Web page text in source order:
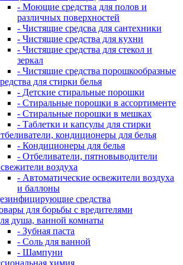
- Моющие средства для полов и
различных поверхностей
- Чистящие средсва для сантехники
- Чистящие средства для кухни
- Чистящие средства для стекол и
зеркал
- Чистящие средства порошкообразные
для стирки белья
- Детские стиральные порошки
- Стиральные порошки в ассортименте
- Стиральные порошки в мешках
- Таблетки и капсулы для стирки
кондиционеры для белья
- Кондиционеры для белья
- Отбеливатели, пятновыводители
воздуха
- Автоматические освежители воздуха
и баллоны
средства
для борьбы с вредителями
душа, ванной комнаты
- Зубная паста
- Соль для ванной
- Шампуни
химия